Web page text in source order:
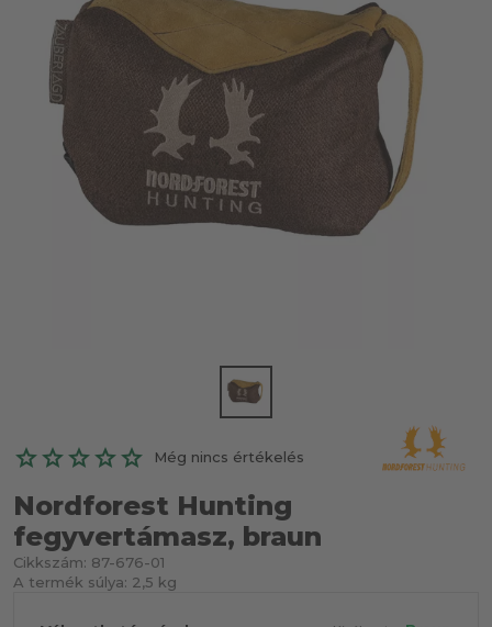
Még nincs értékelés
Nordforest Hunting
fegyvertámasz, braun
Cikkszám: 87-676-01
A termék súlya: 2,5 kg